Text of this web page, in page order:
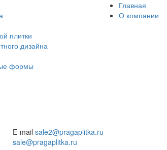
Главная
О компании
плитки
дизайна
формы
E-mail sale2@pragaplitka.ru
sale@pragaplitka.ru